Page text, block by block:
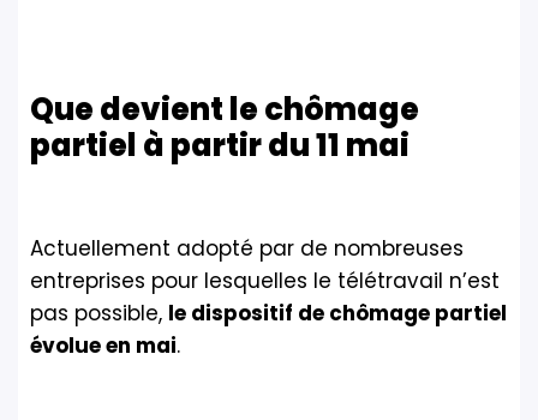
Que devient le chômage
partiel à partir du 11 mai
Actuellement adopté par de nombreuses
entreprises pour lesquelles le télétravail n’est
pas possible, le dispositif de chômage partiel
évolue en mai.